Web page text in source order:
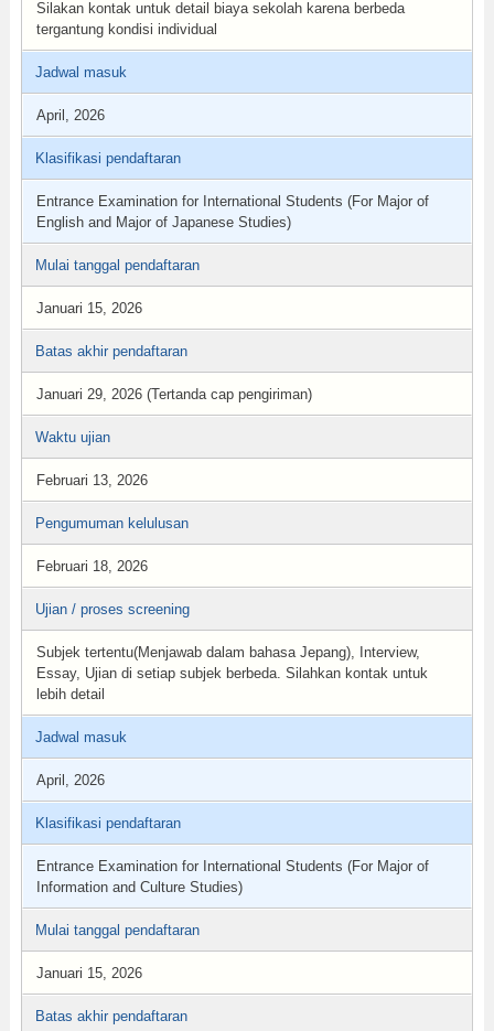
Silakan kontak untuk detail biaya sekolah karena berbeda
tergantung kondisi individual
Jadwal masuk
April, 2026
Klasifikasi pendaftaran
Entrance Examination for International Students (For Major of
English and Major of Japanese Studies)
Mulai tanggal pendaftaran
Januari 15, 2026
Batas akhir pendaftaran
Januari 29, 2026 (Tertanda cap pengiriman)
Waktu ujian
Februari 13, 2026
Pengumuman kelulusan
Februari 18, 2026
Ujian / proses screening
Subjek tertentu(Menjawab dalam bahasa Jepang), Interview,
Essay, Ujian di setiap subjek berbeda. Silahkan kontak untuk
lebih detail
Jadwal masuk
April, 2026
Klasifikasi pendaftaran
Entrance Examination for International Students (For Major of
Information and Culture Studies)
Mulai tanggal pendaftaran
Januari 15, 2026
Batas akhir pendaftaran